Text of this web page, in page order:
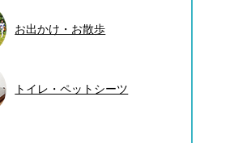
お出かけ・お散歩
トイレ・ペットシーツ